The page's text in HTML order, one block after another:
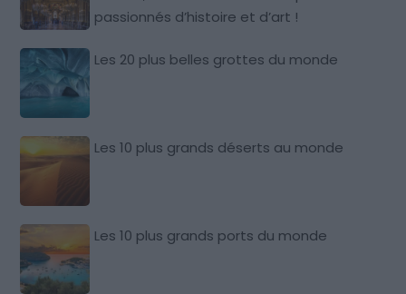
passionnés d’histoire et d’art !
Les 20 plus belles grottes du monde
Les 10 plus grands déserts au monde
Les 10 plus grands ports du monde